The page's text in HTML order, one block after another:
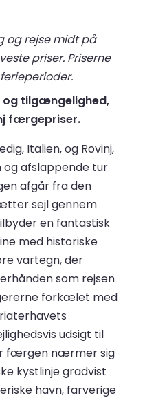
og rejse midt på
priser. Priserne
og tilgængelighed,
færgepriser.
Italien, og Rovinj,
og afslappende tur
afgår fra den
sejl gennem
en fantastisk
med historiske
vartegn, der
som rejsen
forkælet med
udsigt til
færgen nærmer sig
kystlinje gradvist
havn, farverige